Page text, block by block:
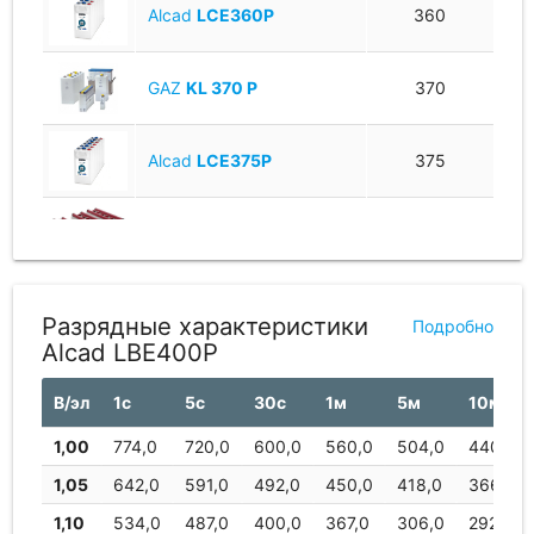
Alcad LCE360P 360
GAZ KL 370 P 370
Alcad LCE375P 375
GAZKL 400 P 400
AlcadLBE415P 415
SAFTSBLE 415 415
Разрядные характеристики
Alcad LBE400P
Подробно
В/эл 1с 5с 30с 1м 5м 10м
1,00 774,0 720,0 600,0 560,0 504,0
440,0
1,05
642,0 591,0 492,0 450,0 418,0
366,0
1,10
534,0 487,0 400,0 367,0 306,0
292,0